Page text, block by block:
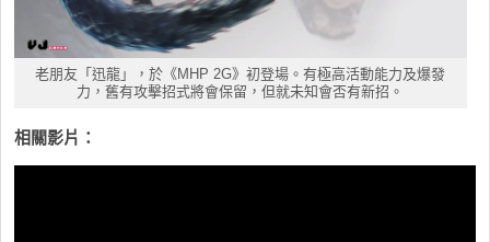
老朋友「迅龍」，於《MHP 2G》初登場。有極高活動能力及爆發
力，舊有攻擊招式將會保留，但就未知會否有新招。
相關影片：